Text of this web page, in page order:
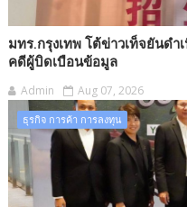
มทร.กรุงเทพ โต้ข่าวเท็จยันด
คดีผู้บิดเบือนข้อมูล
Admin Aug 07, 2026
ธุรกิจ การค้า การลงทุน